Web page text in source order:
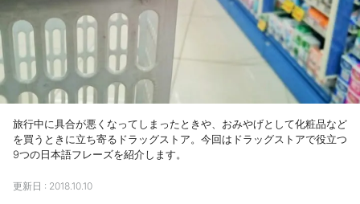
旅行中に具合が悪くなってしまったときや、おみやげとして化粧品など
を買うときに立ち寄るドラッグストア。今回はドラッグストアで役立つ
9つの日本語フレーズを紹介します。
更新日 : 2018.10.10